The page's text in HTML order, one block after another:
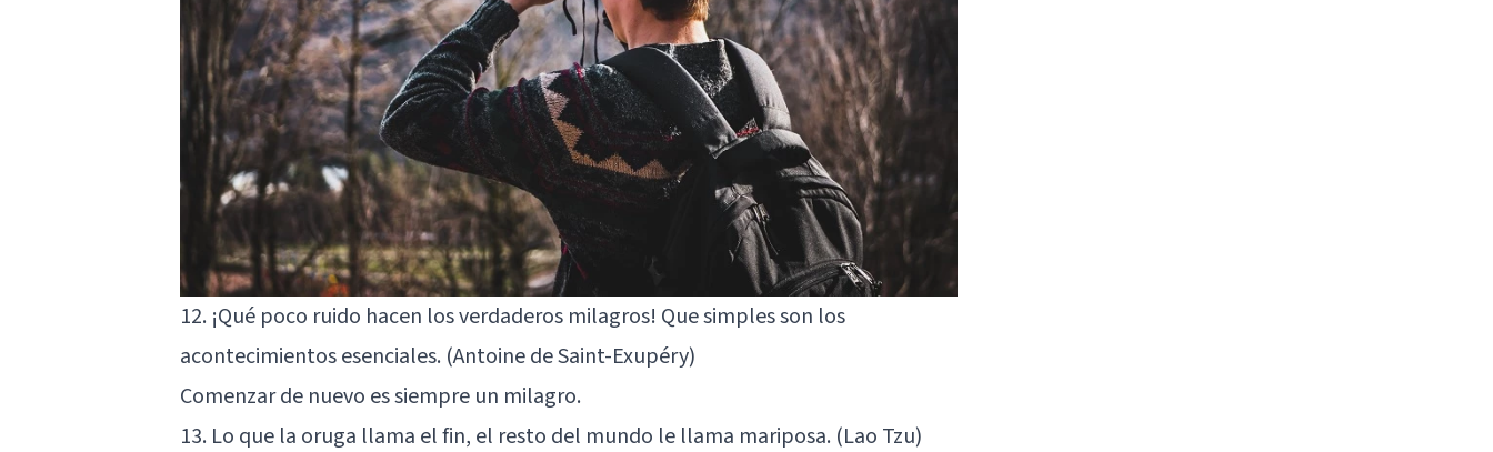
12. ¡Qué poco ruido hacen los verdaderos milagros! Que simples son los
acontecimientos esenciales. (Antoine de Saint-Exupéry)
Comenzar de nuevo es siempre un milagro.
13. Lo que la oruga llama el fin, el resto del mundo le llama mariposa. (Lao Tzu)